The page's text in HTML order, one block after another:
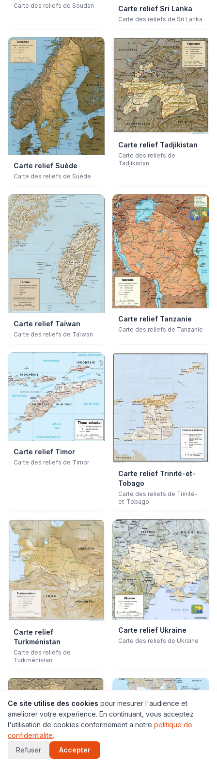
Carte des reliefs de Soudan Carte relief Sri Lanka
Carte des reliefs de Sri Lanka
Carte relief Suède
Carte des reliefs de Suède
Carte relief Tadjikistan
Carte des reliefs de
Tadjikistan
Carte relief Taïwan
Carte des reliefs de Taïwan
Carte relief Tanzanie
Carte des reliefs de Tanzanie
Carte relief Timor
Carte des reliefs de Timor
Carte relief Trinité-et-
Tobago
Carte des reliefs de Trinité-
et-Tobago
Carte relief
Turkménistan
Carte des reliefs de
Turkménistan
Carte relief Ukraine
Carte des reliefs de Ukraine
Ce site utilise des cookies pour mesurer l'audience et
ameliorer votre experience. En continuant, vous acceptez
l'utilisation de cookies conformement a notre politique de
confidentialite.
Refuser
Accepter